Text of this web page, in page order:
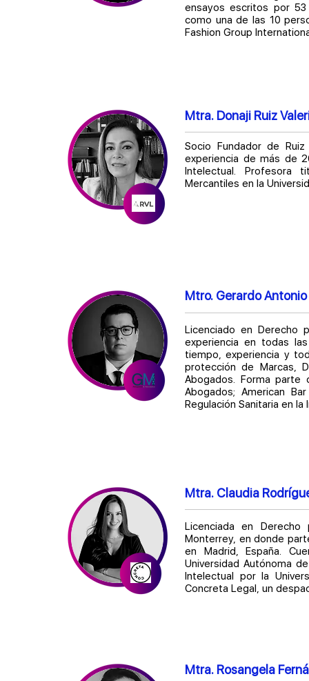
ensayos escritos por
como una de las 10
Fashion Group
Mtra. Donaji Ruiz
Socio Fundador de
experiencia de más de
Intelectual. Profesora
Mercantiles en la
Mtro. Gerardo
Licenciado en Derecho
experiencia en todas
tiempo, experiencia y
protección de Marcas,
Abogados. Forma parte
Abogados; American
Regulación Sanitaria en la
Mtra. Claudia
Licenciada en
Monterrey, en donde
en Madrid, España.
Universidad Autónoma
Intelectual por la
Concreta Legal, un
Mtra. Rosangela